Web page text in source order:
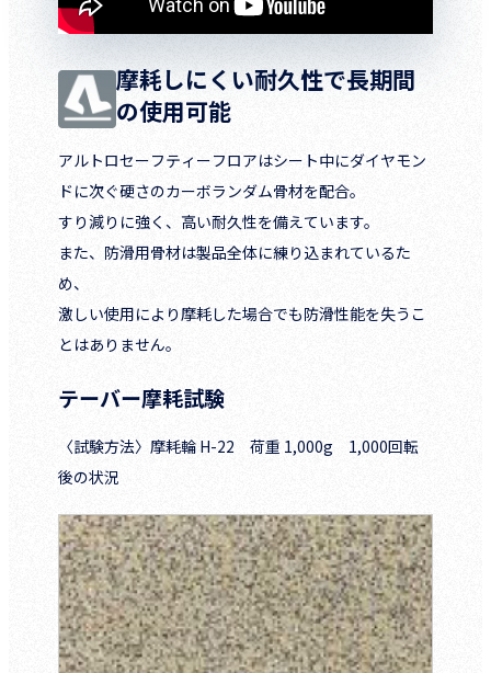
摩耗しにくい耐久性で長期間
の使用可能
アルトロセーフティーフロアはシート中にダイヤモン
ドに次ぐ硬さのカーボランダム骨材を配合。
すり減りに強く、高い耐久性を備えています。
また、防滑用骨材は製品全体に練り込まれているた
め、
激しい使用により摩耗した場合でも防滑性能を失うこ
とはありません。
テーバー摩耗試験
〈試験方法〉摩耗輪 H-22 荷重 1,000g 1,000回転
後の状況